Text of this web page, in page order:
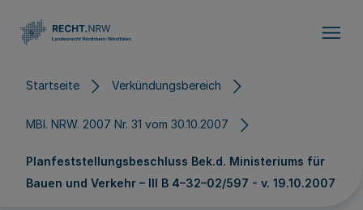
Startseite Verkündungsbereich
MBl. NRW. 2007 Nr. 31 vom 30.10.2007
Planfeststellungsbeschluss Bek.d. Ministeriums für
Bauen und Verkehr – III B 4–32–02/597 - v. 19.10.2007